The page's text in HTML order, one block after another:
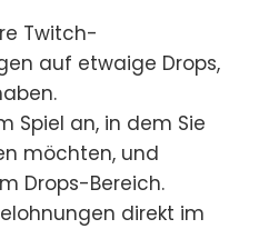
Twitch-
auf etwaige Drops,
Spiel an, in dem Sie
möchten, und
Drops-Bereich.
direkt im